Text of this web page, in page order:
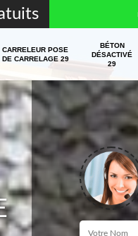
CARRELEUR POSE
DE CARRELAGE 29
BÉTON
DÉSACTIVÉ
29